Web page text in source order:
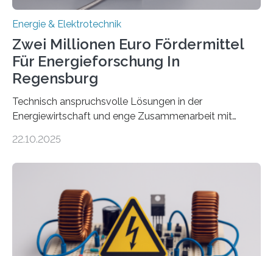
Energie & Elektrotechnik
Zwei Millionen Euro Fördermittel
Für Energieforschung In
Regensburg
Technisch anspruchsvolle Lösungen in der
Energiewirtschaft und enge Zusammenarbeit mit
neuen EU-geförderten Transfer-Projekte zu
Energietechnologien werden vom Europäischen
Sozialfonds Plus (ESF+) gefördert – mit einer
Gesamtsumme von mehr als zwei Millionen Euro.
Damit zählt die Hochschule zu den großen
Gewinnerinnen der aktuellen Förderrunde des
22.10.2025